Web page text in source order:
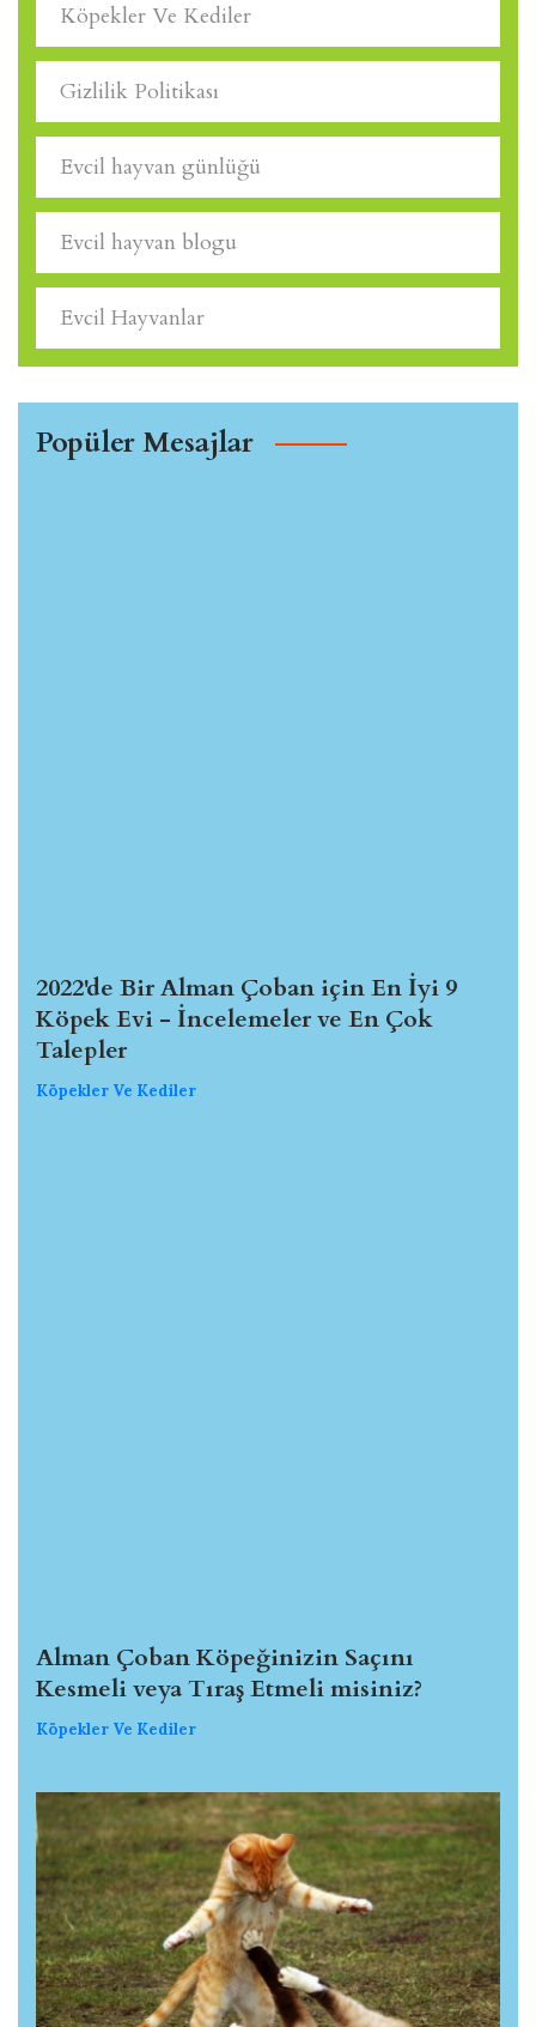
Köpekler Ve Kediler
Gizlilik Politikası
Evcil hayvan günlüğü
Evcil hayvan blogu
Evcil Hayvanlar
Popüler Mesajlar
2022'de Bir Alman Çoban için En İyi 9
Köpek Evi - İncelemeler ve En Çok
Talepler
Köpekler Ve Kediler
Alman Çoban Köpeğinizin Saçını
Kesmeli veya Tıraş Etmeli misiniz?
Köpekler Ve Kediler